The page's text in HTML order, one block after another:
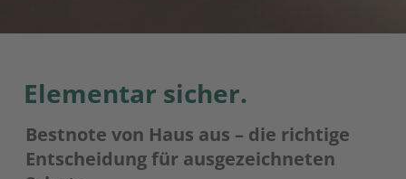
Elementar sicher.
Bestnote von Haus aus – die richtige
Entscheidung für ausgezeichneten